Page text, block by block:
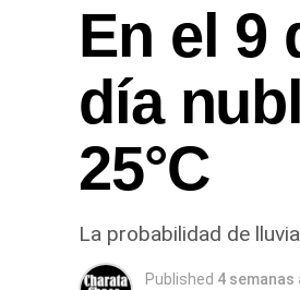
En el 9
día
25°C
La probabilidad de
Published 4 semanas